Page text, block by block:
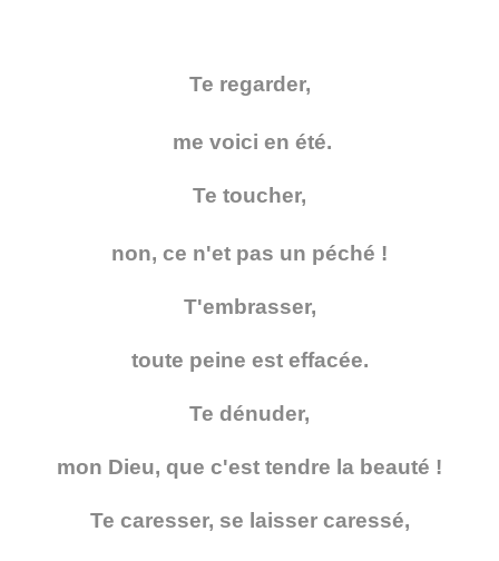
Te regarder,
me voici en été.
Te toucher,
non, ce n'et pas un péché !
T'embrasser,
toute peine est effacée.
Te dénuder,
mon Dieu, que c'est tendre la beauté !
Te caresser, se laisser caressé,